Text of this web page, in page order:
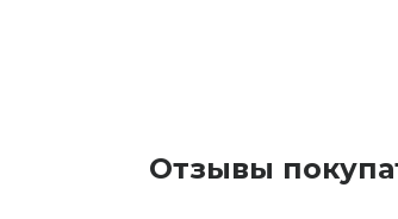
Отзывы